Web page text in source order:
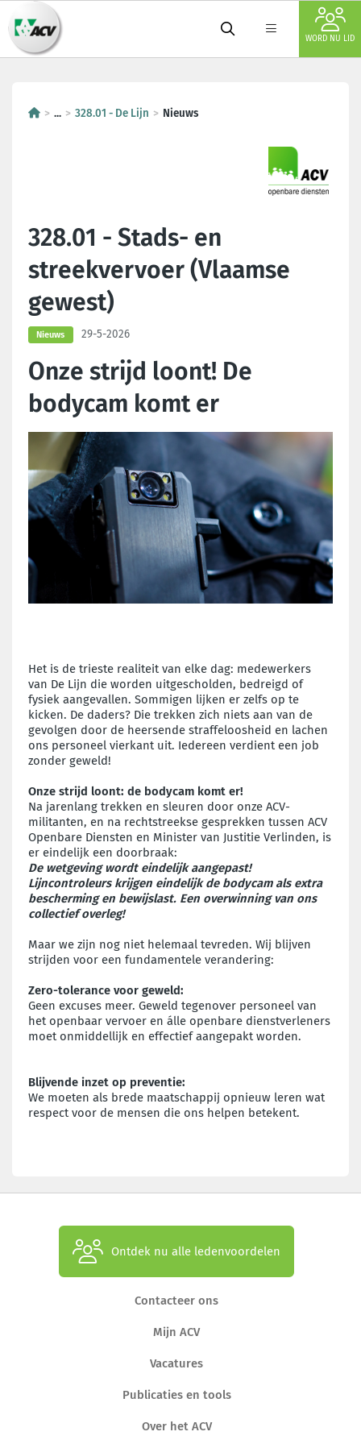
WORD NU LID
... 328.01 - De Lijn Nieuws
328.01 - Stads- en
streekvervoer (Vlaamse
gewest)
Nieuws 29-5-2026
Onze strijd loont! De
bodycam komt er
Het is de trieste realiteit van elke dag: medewerkers
van De Lijn die worden uitgescholden, bedreigd of
fysiek aangevallen. Sommigen lijken er zelfs op te
kicken. De daders? Die trekken zich niets aan van de
gevolgen door de heersende straffeloosheid en lachen
ons personeel vierkant uit. Iedereen verdient een job
zonder geweld!
Onze strijd loont: de bodycam komt er!
Na jarenlang trekken en sleuren door onze ACV-
militanten, en na rechtstreekse gesprekken tussen ACV
Openbare Diensten en Minister van Justitie Verlinden, is
er eindelijk een doorbraak:
De wetgeving wordt eindelijk aangepast!
Lijncontroleurs krijgen eindelijk de bodycam als extra
bescherming en bewijslast. Een overwinning van ons
collectief overleg!
Maar we zijn nog niet helemaal tevreden. Wij blijven
strijden voor een fundamentele verandering:
Zero-tolerance voor geweld:
Geen excuses meer. Geweld tegenover personeel van
het openbaar vervoer en álle openbare dienstverleners
moet onmiddellijk en effectief aangepakt worden.
Blijvende inzet op preventie:
We moeten als brede maatschappij opnieuw leren wat
respect voor de mensen die ons helpen betekent.
Ontdek nu alle ledenvoordelen
Contacteer ons
Mijn ACV
Vacatures
Publicaties en tools
Over het ACV